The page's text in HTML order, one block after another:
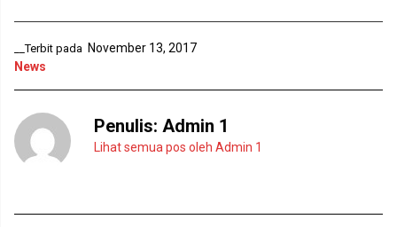
b
r
n
b
)
__Terbit pada November 13, 2017
News
Penulis: Admin 1
Lihat semua pos oleh Admin 1